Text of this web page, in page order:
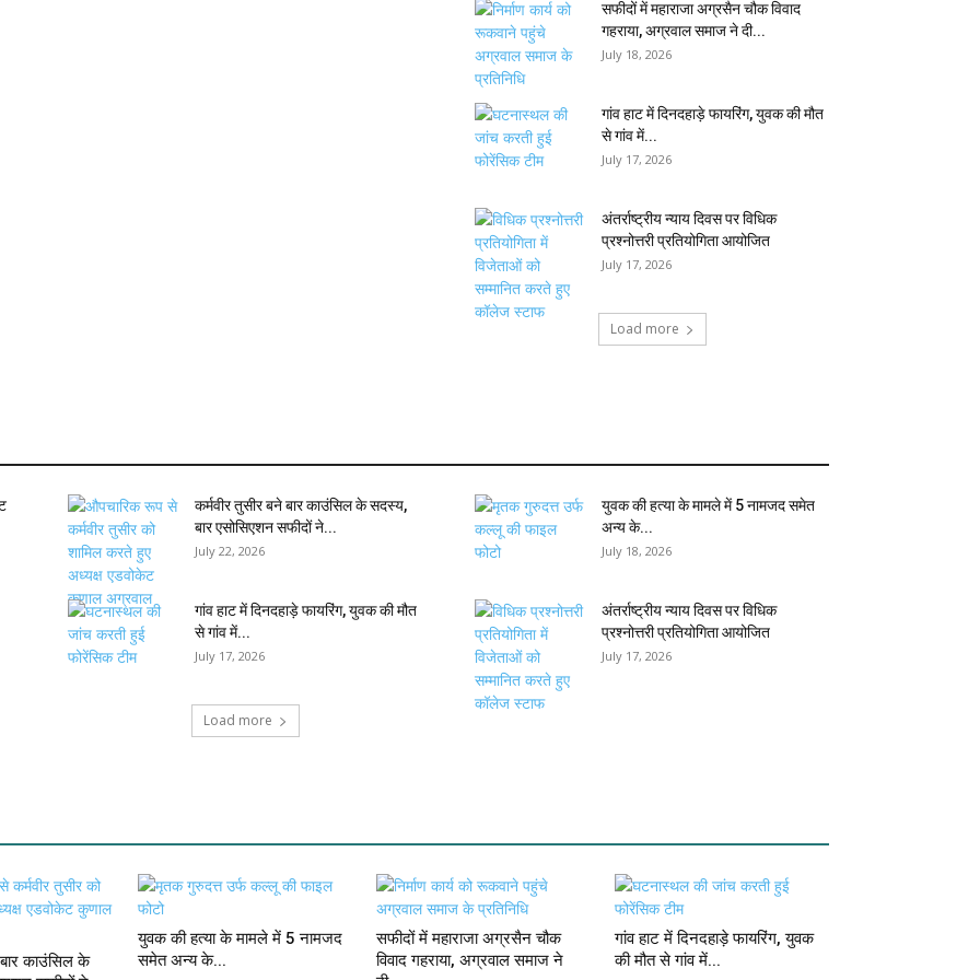
सफीदों में महाराजा अग्रसैन चौक विवाद
गहराया, अग्रवाल समाज ने दी...
July 18, 2026
गांव हाट में दिनदहाड़े फायरिंग, युवक की मौत
से गांव में...
July 17, 2026
अंतर्राष्ट्रीय न्याय दिवस पर विधिक
प्रश्नोत्तरी प्रतियोगिता आयोजित
July 17, 2026
Load more
कर्मवीर तुसीर बने बार काउंसिल के सदस्य,
बार एसोसिएशन सफीदों ने...
July 22, 2026
युवक की हत्या के मामले में 5 नामजद समेत
अन्य के...
July 18, 2026
गांव हाट में दिनदहाड़े फायरिंग, युवक की मौत
से गांव में...
July 17, 2026
अंतर्राष्ट्रीय न्याय दिवस पर विधिक
प्रश्नोत्तरी प्रतियोगिता आयोजित
July 17, 2026
Load more
काउंसिल के
युवक की हत्या के मामले में 5 नामजद
समेत अन्य के...
सफीदों में महाराजा अग्रसैन चौक
विवाद गहराया, अग्रवाल समाज ने
गांव हाट में दिनदहाड़े फायरिंग, युवक
की मौत से गांव में...